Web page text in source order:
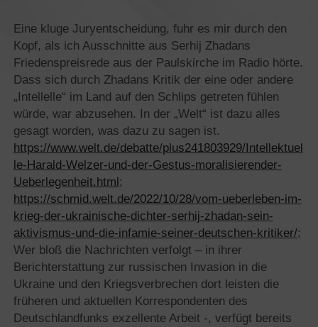
DATENSCHUTZ­
Eine kluge Juryentscheidung, fuhr es mir durch den
Kopf, als ich Ausschnitte aus Serhij Zhadans
Friedenspreisrede aus der Paulskirche im Radio hörte.
Dass sich durch Zhadans Kritik der eine oder andere
„Intellelle“ im Land auf den Schlips getreten fühlen
würde, war abzusehen. In der „Welt“ ist dazu alles
gesagt worden, was dazu zu sagen ist.
https://www.welt.de/debatte/plus241803929/Intellektuel
le-Harald-Welzer-und-der-Gestus-moralisierender-
Ueberlegenheit.html;
https://schmid.welt.de/2022/10/28/vom-ueberleben-im-
krieg-der-ukrainische-dichter-serhij-zhadan-sein-
aktivismus-und-die-infamie-seiner-deutschen-kritiker/;
Wer bloß die Nachrichten verfolgt – in ihrer
Berichterstattung zur russischen Invasion in die
Ukraine und den Kriegsverbrechen dort leisten die
früheren und aktuellen Korrespondenten des
Deutschlandfunks exzellente Arbeit -, verfügt bereits